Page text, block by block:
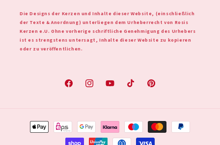
Die Designs der Kerzen und Inhalte dieser Website, (einschließlich
der Texte & Anordnung) unterliegen dem Urheberrecht von Rosis
Kerzen e.U. Ohne vorherige schriftliche Genehmigung des Urhebers
ist es strengstens untersagt, Inhalte dieser Website zu kopieren
oder zu veröffentlichen.
FacebookInstagramYouTubeTikTok Pinterest
Zahlungsmethoden